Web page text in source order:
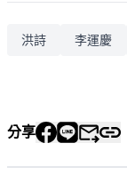
洪詩 李運慶
分享